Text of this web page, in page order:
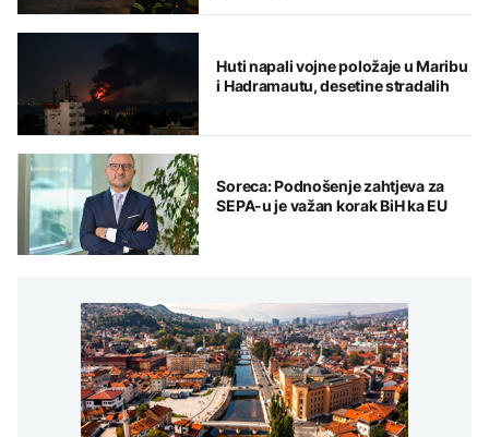
Huti napali vojne položaje u Maribu
i Hadramautu, desetine stradalih
Soreca: Podnošenje zahtjeva za
SEPA-u je važan korak BiH ka EU